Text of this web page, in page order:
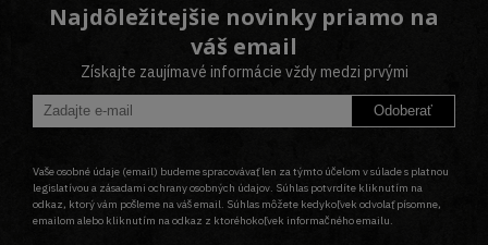
Najdôležitejšie novinky priamo na
váš email
Získajte zaujímavé informácie vždy medzi prvými
Odoberať
Vaše osobné údaje (email) budeme spracovávať len za týmto účelom v súlade s platnou
legislatívou a zásadami ochrany osobných údajov. Súhlas potvrdíte kliknutím na
odkaz, ktorý vám pošleme na váš email. Súhlas môžete kedykoľvek odvolať písomne,
emailom alebo kliknutím na odkaz z ktoréhokoľvek informačného emailu.